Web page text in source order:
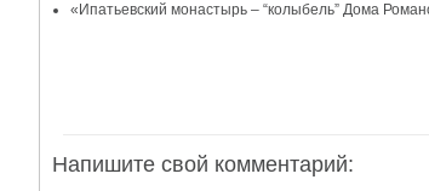
«Ипатьевский монастырь – “колыбель” Дома
Напишите свой комментарий: